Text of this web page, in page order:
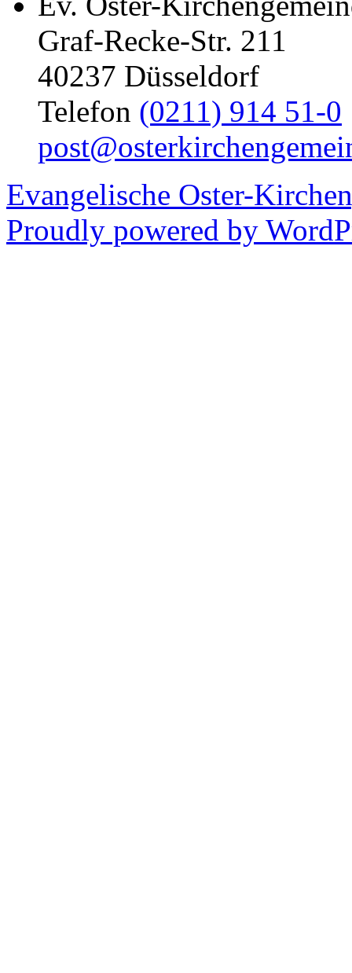
Graf-Recke-Str. 211
40237 Düsseldorf
Telefon (0211) 914 51-0
Evangelische Oster-
Proudly powered by